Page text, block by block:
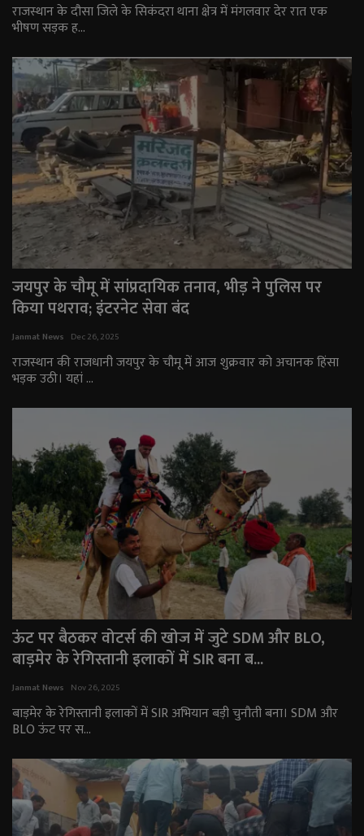
राजस्थान के दौसा जिले के सिकंदरा थाना क्षेत्र में मंगलवार देर रात एक
भीषण सड़क ह...
जयपुर के चौमू में सांप्रदायिक तनाव, भीड़ ने पुलिस पर
किया पथराव; इंटरनेट सेवा बंद
Janmat News Dec 26, 2025
राजस्थान की राजधानी जयपुर के चौमू में आज शुक्रवार को अचानक हिंसा
भड़क उठी। यहां ...
ऊंट पर बैठकर वोटर्स की खोज में जुटे SDM और BLO,
बाड़मेर के रेगिस्तानी इलाकों में SIR बना ब...
Janmat News Nov 26, 2025
बाड़मेर के रेगिस्तानी इलाकों में SIR अभियान बड़ी चुनौती बना। SDM और
BLO ऊंट पर स...